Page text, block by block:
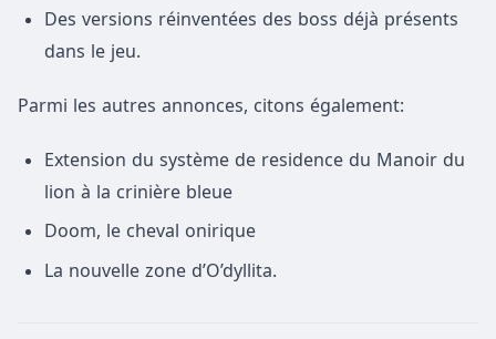
Des versions réinventées des boss déjà présents
dans le jeu.
Parmi les autres annonces, citons également:
Extension du système de residence du Manoir du
lion à la crinière bleue
Doom, le cheval onirique
La nouvelle zone d’O’dyllita.